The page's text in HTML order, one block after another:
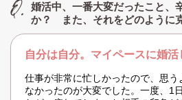
婚活中、一番大変だったこと、
か？ また、それをどのように
自分は自分。マイペースに婚活
仕事が非常に忙しかったので、思う
なかったのが大変でした。一度、1